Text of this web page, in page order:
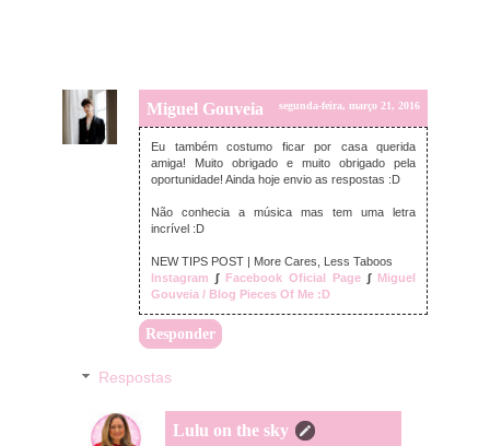
Miguel Gouveia segunda-feira, março 21, 2016
Eu também costumo ficar por casa querida
amiga! Muito obrigado e muito obrigado pela
oportunidade! Ainda hoje envio as respostas :D
Não conhecia a música mas tem uma letra
incrível :D
NEW TIPS POST | More Cares, Less Taboos
Instagram ∫ Facebook Oficial Page ∫ Miguel
Gouveia / Blog Pieces Of Me :D
Responder
Respostas
Lulu on the sky